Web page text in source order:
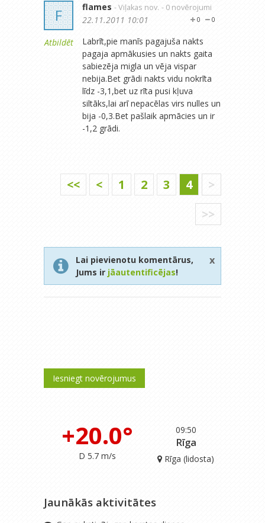
F
Atbildēt
flames - Viļakas nov. - 0 novērojumi
0
0
22.11.2011 10:01
Labrīt,pie manīs pagajuša nakts
pagaja apmākusies un nakts gaita
sabiezēja migla un vēja vispar
nebija.Bet grādi nakts vidu nokrīta
līdz -3,1,bet uz rīta pusi kļuva
siltāks,lai arī nepacēlas virs nulles un
bija -0,3.Bet pašlaik apmācies un ir
-1,2 grādi.
<< < 1 2 3 4
>
>>
Lai pievienotu komentārus,
Jums ir jāautentificējas!
x
Iesniegt novērojumus
09:50
+20.0°
D 5.7 m/s
Rīga
Rīga (lidosta)
Jaunākās aktivitātes